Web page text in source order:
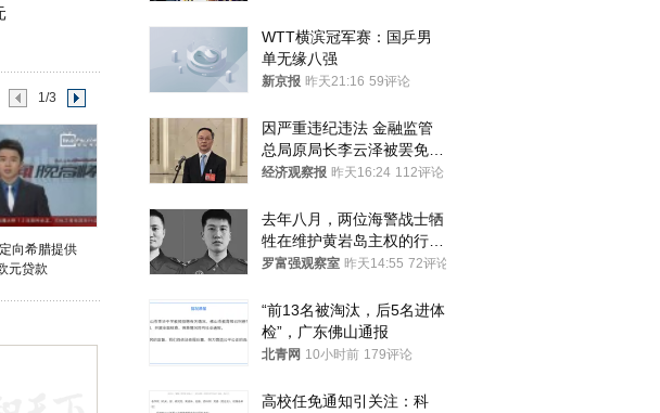
1/3
向希腊提供
元贷款
WTT横滨冠军赛：国乒男
单无缘八强
新京报 昨天21:16 59评论
因严重违纪违法 金融监管
总局原局长李云泽被罢免全
国人大代表
经济观察报 昨天16:24 112评论
去年八月，两位海警战士牺
牲在维护黄岩岛主权的行动
中
罗富强观察室 昨天14:55 72评论
“前13名被淘汰，后5名进体
检”，广东佛山通报
北青网 10小时前 179评论
高校任免通知引关注：科